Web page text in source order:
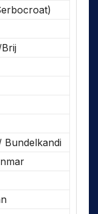
Bundelkandi